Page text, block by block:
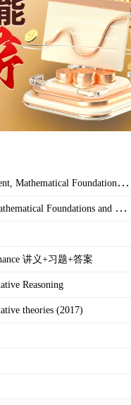
Mathematical Foundations, a
Foundations and Cur
讲义+习题+答案
Reasoning
theories (2017)